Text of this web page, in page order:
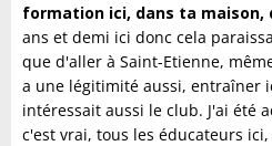
formation ici, dans ta maison,
ans et demi ici donc cela
que d'aller à Saint-Etienne,
a une légitimité aussi, entraîner
intéressait aussi le club. J'ai été
c'est vrai, tous les éducateurs